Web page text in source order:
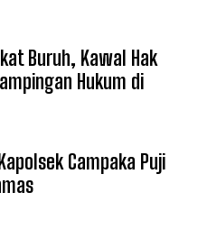
Buruh, Kawal Hak
Hukum di
Campaka Puji